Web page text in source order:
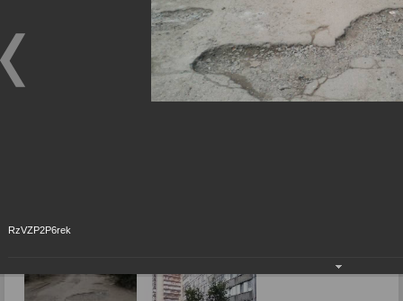
Общественная приемная
10.08.2018
RzVZP2P6rek